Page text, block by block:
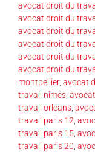
avocat droit du
avocat droit du
avocat droit du
avocat droit du
avocat droit du
avocat droit du
montpellier, avocat
travail nimes,
travail orleans,
travail paris 12,
travail paris 15,
travail paris 20,